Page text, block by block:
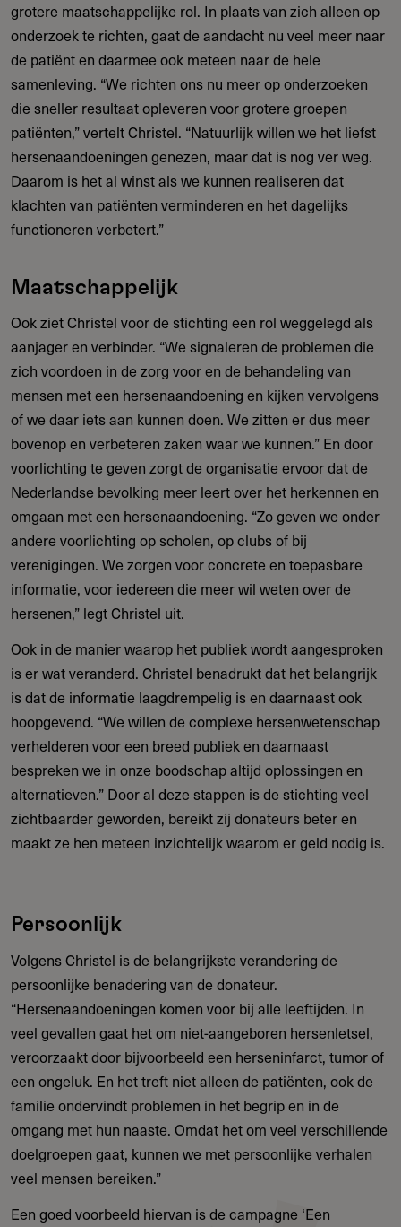
grotere maatschappelijke rol. In plaats van zich alleen op
onderzoek te richten, gaat de aandacht nu veel meer naar
de patiënt en daarmee ook meteen naar de hele
samenleving. “We richten ons nu meer op onderzoeken
die sneller resultaat opleveren voor grotere groepen
patiënten,” vertelt Christel. “Natuurlijk willen we het liefst
hersenaandoeningen genezen, maar dat is nog ver weg.
Daarom is het al winst als we kunnen realiseren dat
klachten van patiënten verminderen en het dagelijks
functioneren verbetert.”
Maatschappelijk
Ook ziet Christel voor de stichting een rol weggelegd als
aanjager en verbinder. “We signaleren de problemen die
zich voordoen in de zorg voor en de behandeling van
mensen met een hersenaandoening en kijken vervolgens
of we daar iets aan kunnen doen. We zitten er dus meer
bovenop en verbeteren zaken waar we kunnen.” En door
voorlichting te geven zorgt de organisatie ervoor dat de
Nederlandse bevolking meer leert over het herkennen en
omgaan met een hersenaandoening. “Zo geven we onder
andere voorlichting op scholen, op clubs of bij
verenigingen. We zorgen voor concrete en toepasbare
informatie, voor iedereen die meer wil weten over de
hersenen,” legt Christel uit.
Ook in de manier waarop het publiek wordt aangesproken
is er wat veranderd. Christel benadrukt dat het belangrijk
is dat de informatie laagdrempelig is en daarnaast ook
hoopgevend. “We willen de complexe hersenwetenschap
verhelderen voor een breed publiek en daarnaast
bespreken we in onze boodschap altijd oplossingen en
alternatieven.” Door al deze stappen is de stichting veel
zichtbaarder geworden, bereikt zij donateurs beter en
maakt ze hen meteen inzichtelijk waarom er geld nodig is.
Persoonlijk
Volgens Christel is de belangrijkste verandering de
persoonlijke benadering van de donateur.
“Hersenaandoeningen komen voor bij alle leeftijden. In
veel gevallen gaat het om niet-aangeboren hersenletsel,
veroorzaakt door bijvoorbeeld een herseninfarct, tumor of
een ongeluk. En het treft niet alleen de patiënten, ook de
familie ondervindt problemen in het begrip en in de
omgang met hun naaste. Omdat het om veel verschillende
doelgroepen gaat, kunnen we met persoonlijke verhalen
veel mensen bereiken.”
Een goed voorbeeld hiervan is de campagne ‘Een